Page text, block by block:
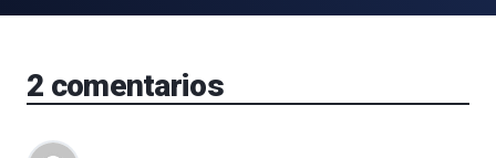
2 comentarios